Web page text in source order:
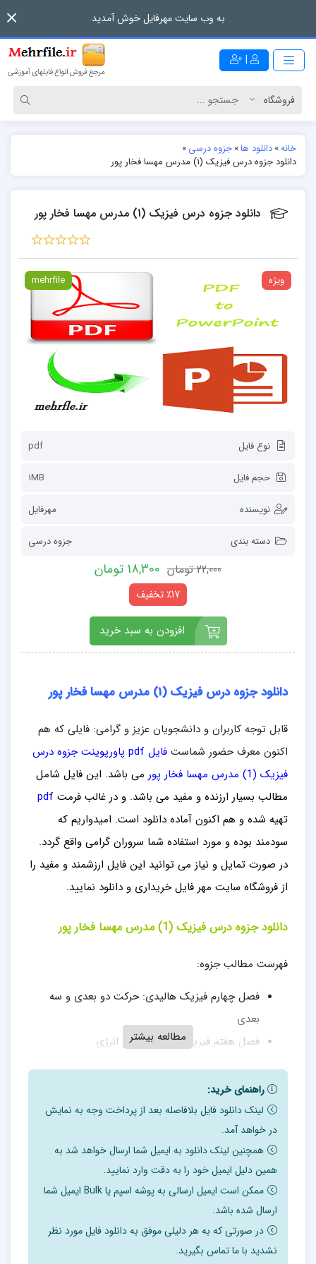
به وب سایت مهرفایل خوش آمدید
|
خانه»دانلود ها»جزوه درسی»
دانلود جزوه درس فیزیک (1) مدرس مهسا فخار پور
دانلود جزوه درس فیزیک (1) مدرس مهسا فخار پور
ویژه mehrfile
نوع فایل pdf
حجم فایل 1MB
نویسنده مهرفایل
دسته بندی جزوه درسی
22,000 تومان 18,300 تومان
٪17 تخفیف
افزودن به سبد خرید
دانلود جزوه درس فیزیک (1) مدرس مهسا فخار پور
قابل توجه کاربران و دانشجویان عزیز و گرامی: فایلی که هم
اکنون معرف حضور شماست
فایل pdf پاورپوینت جزوه درس
فیزیک (1) مدرس مهسا فخار پور
می باشد. این فایل شامل
مطالب بسیار ارزنده و مفید می باشد. و در غالب فرمت pdf
تهیه شده و هم اکنون آماده دانلود است. امیدواریم که
سودمند بوده و مورد استفاده شما سروران گرامی واقع گردد.
در صورت تمایل و نیاز می توانید این فایل ارزشمند و مفید را
از فروشگاه سایت مهر فایل خریداری و دانلود نمایید.
دانلود جزوه درس فیزیک (1) مدرس مهسا فخار پور
فهرست مطالب جزوه:
فصل چهارم فیزیک هالیدی: حرکت دو بعدی و سه
بعدی
فصل هفتم فیزیک هالیدی: کار و انرژی
حرکت پرتابی
به حرکتی که در آن یک جسم فقط تحت تاثیر نیروی گرانش،
مسیرش تعیین شود، حرکت پرتابی گفته می‌شود.
با صرف نظر کردن از نیروی اصطکاک هوا، پرتاب دیسک،
موشک (در مسیری طولانی) و حتی شوت کردن
توپ فوتبال، نمونه‌هایی از این نوع حرکت محسوب می‌شوند.
مطالعه بیشتر
راهنمای خرید:
لینک دانلود فایل بلافاصله بعد از پرداخت وجه به نمایش
در خواهد آمد.
همچنین لینک دانلود به ایمیل شما ارسال خواهد شد به
همین دلیل ایمیل خود را به دقت وارد نمایید.
ممکن است ایمیل ارسالی به پوشه اسپم یا Bulk ایمیل شما
ارسال شده باشد.
در صورتی که به هر دلیلی موفق به دانلود فایل مورد نظر
نشدید با ما تماس بگیرید.